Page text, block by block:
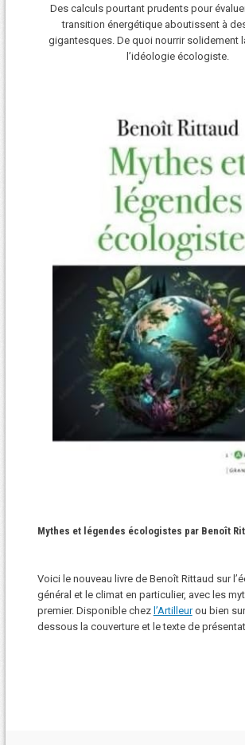
Des calculs pourtant prudents pour
transition énergétique aboutissent à
gigantesques. De quoi nourrir solidement
l’idéologie écologiste.
Mythes et légendes écologistes par Benoît
Voici le nouveau livre de Benoît Rittaud sur
général et le climat en particulier, avec les
premier. Disponible chez l’Artilleurou bien
dessous la couverture et le texte de